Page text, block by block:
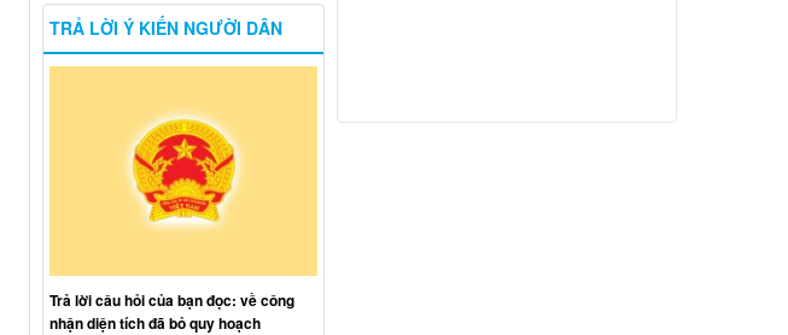
TRẢ LỜI Ý KIẾN NGƯỜI DÂN
Trả lời câu hỏi của bạn đọc: về công
nhận diện tích đã bỏ quy hoạch